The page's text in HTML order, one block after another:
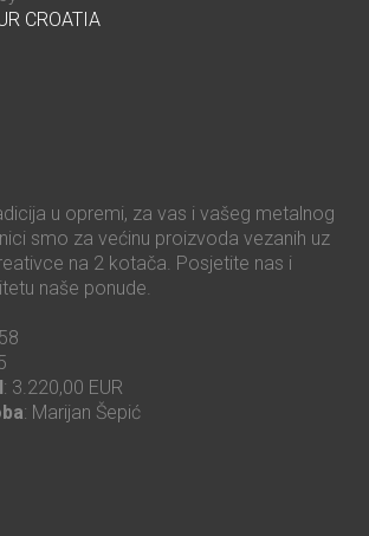
CROATIA
u opremi, za vas i vašeg metalnog
smo za većinu proizvoda vezanih uz
na 2 kotača. Posjetite nas i
naše ponude.
: 3.220,00 EUR
: Marijan Šepić